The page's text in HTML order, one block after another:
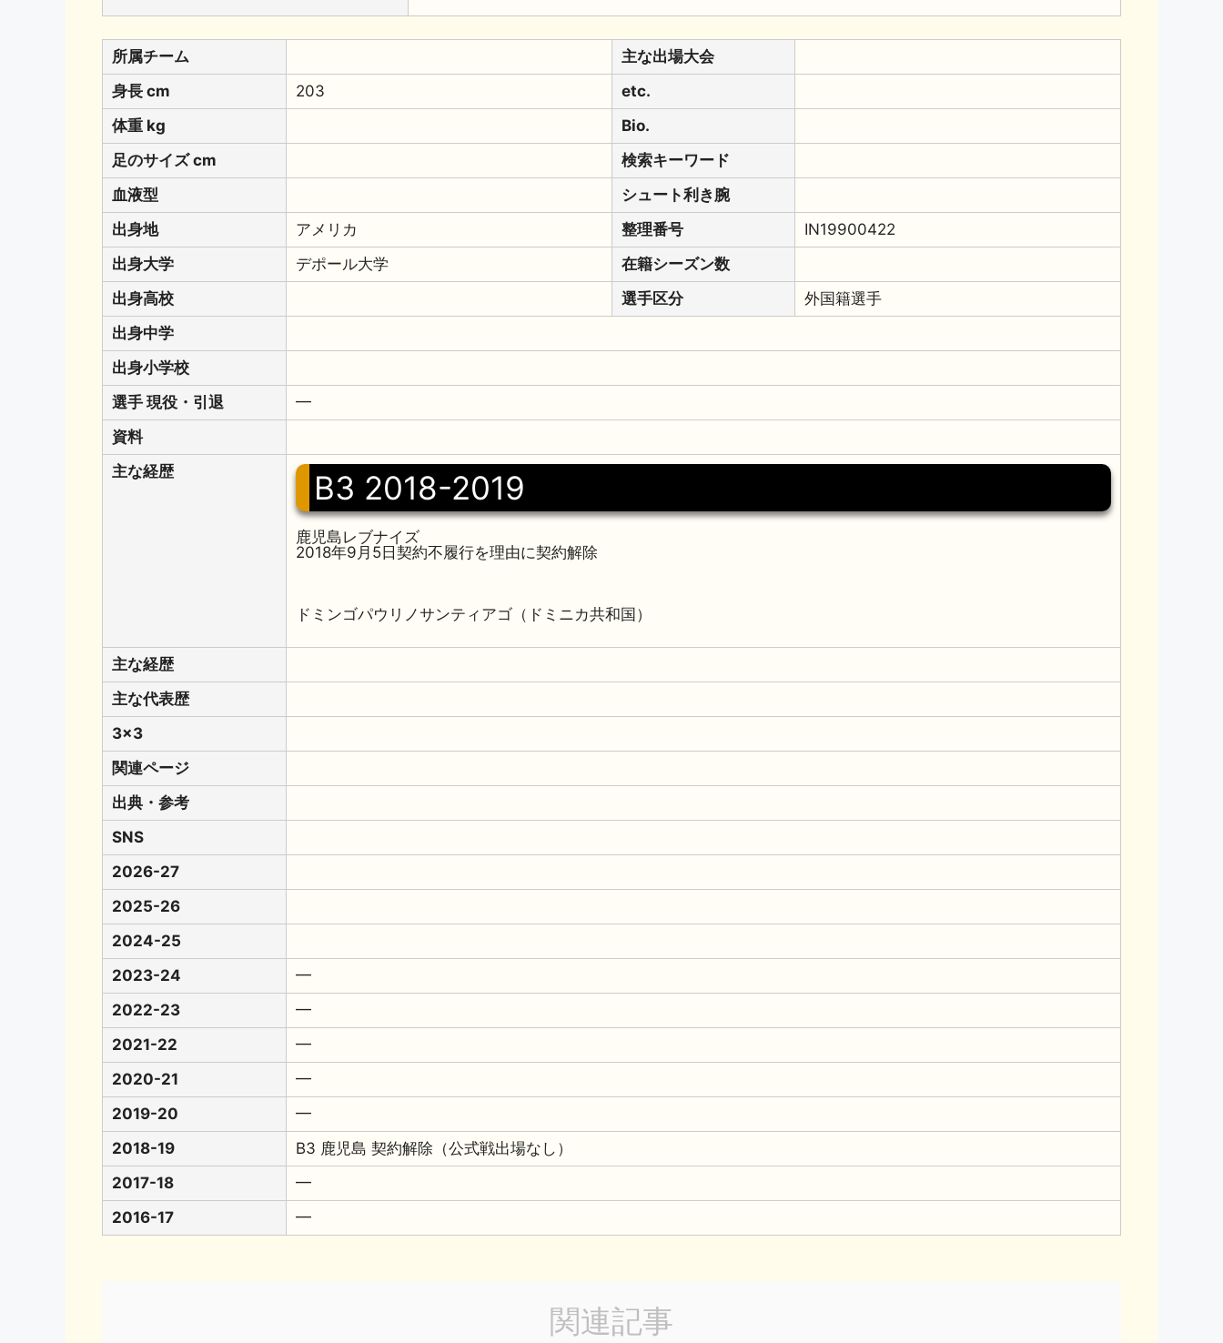
所属チーム
主な出場大会
身長 cm
203
etc.
体重 kg
Bio.
足のサイズ cm
検索キーワード
血液型
シュート利き腕
出身地
アメリカ 整理番号
IN19900422
出身大学
デポール大学
在籍シーズン数
出身高校
選手区分
外国籍選手
出身中学
出身小学校
選手 現役・引退
━
資料
主な経歴
B3 2018-2019
鹿児島レブナイズ
2018年9月5日契約不履行を理由に契約解除
ドミンゴパウリノサンティアゴ（ドミニカ共和国）
主な経歴
主な代表歴
3x3
関連ページ
出典・参考
SNS
2026-27
2025-26
2024-25
2023-24
━
2022-23
━
2021-22
━
2020-21
━
2019-20
━
2018-19
B3 鹿児島 契約解除（公式戦出場なし）
2017-18
━
2016-17
━
関連記事